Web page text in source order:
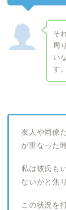
そ
周
い
す。
友人や同僚
が重なった
私は彼氏も
ないかと焦
この状況を